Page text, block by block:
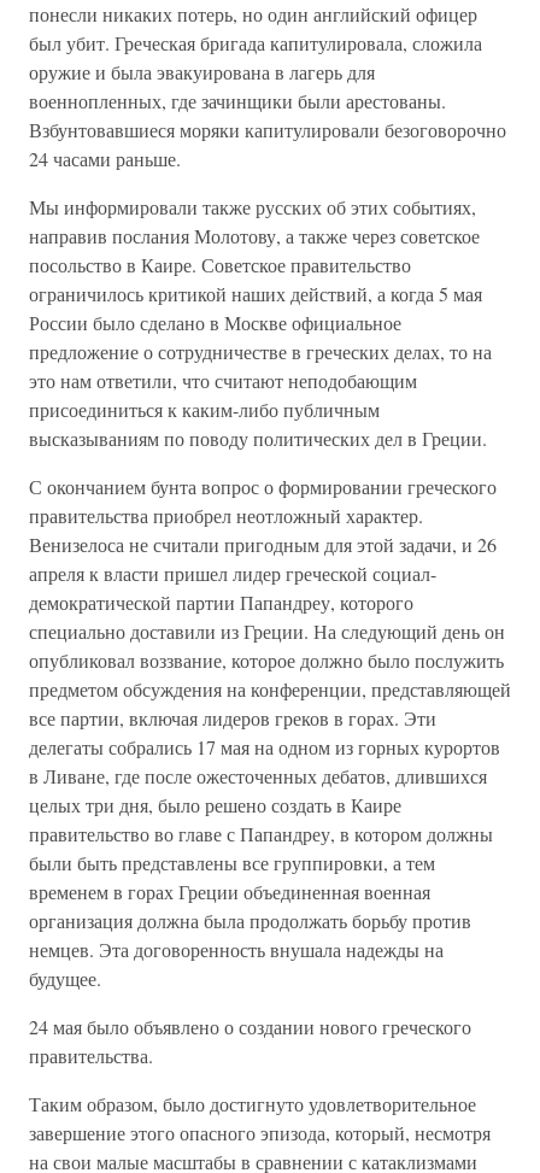
понесли никаких потерь, но один английский офицер
был убит. Греческая бригада капитулировала, сложила
оружие и была эвакуирована в лагерь для
военнопленных, где зачинщики были арестованы.
Взбунтовавшиеся моряки капитулировали безоговорочно
24 часами раньше.
Мы информировали также русских об этих событиях,
направив послания Молотову, а также через советское
посольство в Каире. Советское правительство
ограничилось критикой наших действий, а когда 5 мая
России было сделано в Москве официальное
предложение о сотрудничестве в греческих делах, то на
это нам ответили, что считают неподобающим
присоединиться к каким-либо публичным
высказываниям по поводу политических дел в Греции.
С окончанием бунта вопрос о формировании греческого
правительства приобрел неотложный характер.
Венизелоса не считали пригодным для этой задачи, и 26
апреля к власти пришел лидер греческой социал-
демократической партии Папандреу, которого
специально доставили из Греции. На следующий день он
опубликовал воззвание, которое должно было послужить
предметом обсуждения на конференции, представляющей
все партии, включая лидеров греков в горах. Эти
делегаты собрались 17 мая на одном из горных курортов
в Ливане, где после ожесточенных дебатов, длившихся
целых три дня, было решено создать в Каире
правительство во главе с Папандреу, в котором должны
были быть представлены все группировки, а тем
временем в горах Греции объединенная военная
организация должна была продолжать борьбу против
немцев. Эта договоренность внушала надежды на
будущее.
24 мая было объявлено о создании нового греческого
правительства.
Таким образом, было достигнуто удовлетворительное
завершение этого опасного эпизода, который, несмотря
на свои малые масштабы в сравнении с катаклизмами